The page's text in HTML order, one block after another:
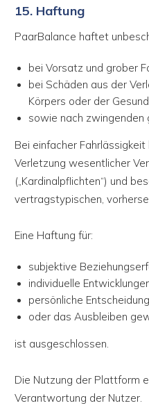
15. Haftung
PaarBalance haftet
bei Vorsatz und grober
bei Schäden aus der
Körpers oder der
sowie nach zwingenden
Bei einfacher
Verletzung wesentlicher
(„Kardinalpflichten“) und
vertragstypischen,
Eine Haftung für:
subjektive
individuelle
persönliche
oder das Ausbleiben
ist ausgeschlossen.
Die Nutzung der Plattform
Verantwortung der Nutzer.